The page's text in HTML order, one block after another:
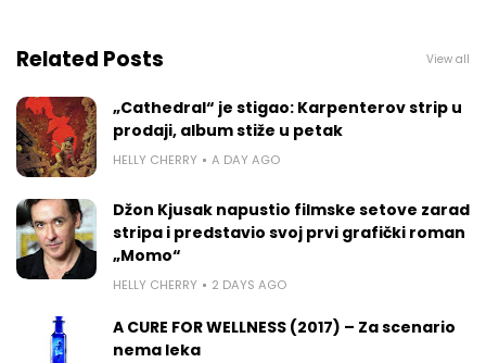
Related Posts View all
„Cathedral“ je stigao: Karpenterov strip u
prodaji, album stiže u petak
HELLY CHERRY A DAY AGO
Džon Kjusak napustio filmske setove zarad
stripa i predstavio svoj prvi grafički roman
„Momo“
HELLY CHERRY 2 DAYS AGO
A CURE FOR WELLNESS (2017) – Za scenario
nema leka